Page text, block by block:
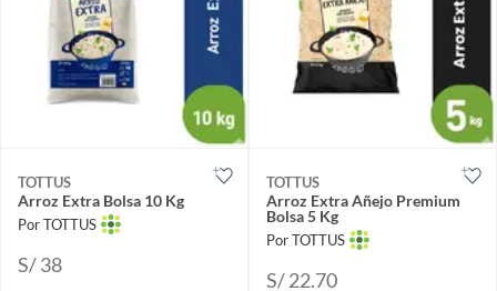
TOTTUS
Arroz Extra Bolsa 10 Kg
Por TOTTUS
S/ 38
TOTTUS
Arroz Extra Añejo Premium
Bolsa 5 Kg
Por TOTTUS
S/ 22.70